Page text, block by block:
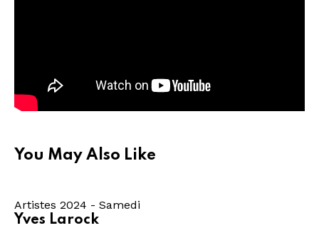
You May Also Like
Artistes 2024 - Samedi
Yves Larock